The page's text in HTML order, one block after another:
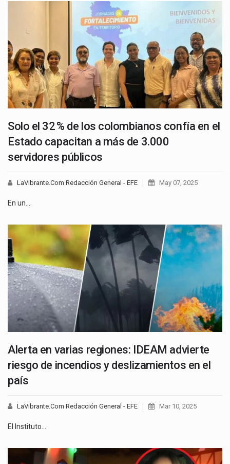
Solo el 32 % de los colombianos confía en el
Estado capacitan a más de 3.000
servidores públicos
LaVibrante.Com Redacción General - EFE May 07, 2025
En un…
Alerta en varias regiones: IDEAM advierte
riesgo de incendios y deslizamientos en el
país
LaVibrante.Com Redacción General - EFE Mar 10, 2025
El Instituto…